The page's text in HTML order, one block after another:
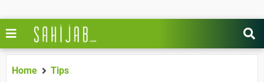
Home Tips